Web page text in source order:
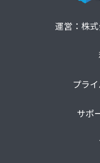
運営：株
プラ
サポ